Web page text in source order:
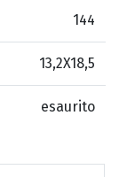
144
13,2X18,5
esaurito